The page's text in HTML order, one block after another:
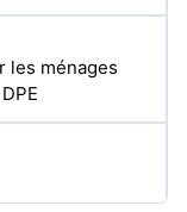
les ménages